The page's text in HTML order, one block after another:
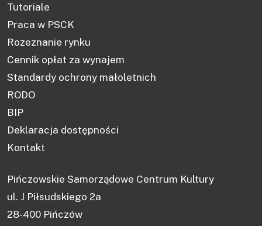
Tutoriale
Praca w PSCK
Rozeznanie rynku
Cennik opłat za wynajem
Standardy ochrony małoletnich
RODO
BIP
Deklaracja dostępności
Kontakt
Pińczowskie Samorządowe Centrum Kultury
ul. J Piłsudskiego 2a
28-400 Pińczów